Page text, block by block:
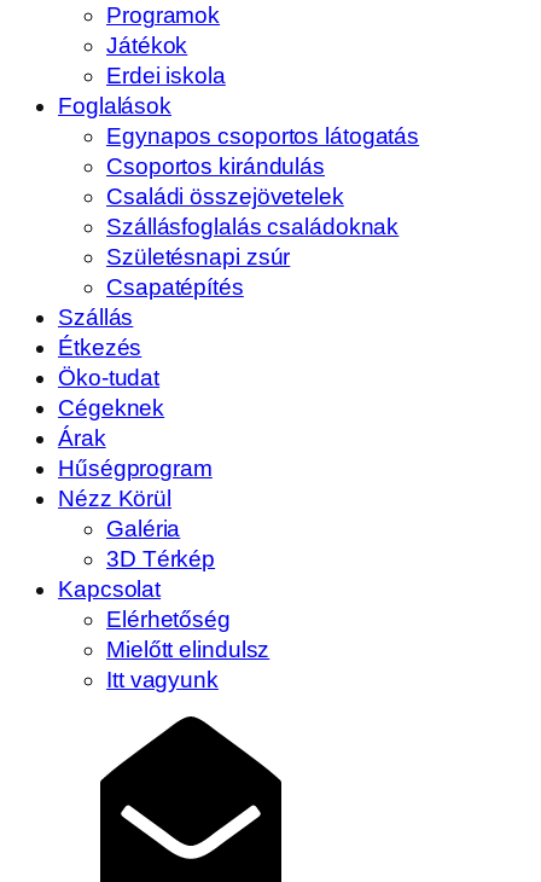
Programok
Játékok
Erdei iskola
Foglalások
Egynapos csoportos látogatás
Csoportos kirándulás
Családi összejövetelek
Szállásfoglalás családoknak
Születésnapi zsúr
Csapatépítés
Szállás
Étkezés
Öko-tudat
Cégeknek
Árak
Hűségprogram
Nézz Körül
Galéria
3D Térkép
Kapcsolat
Elérhetőség
Mielőtt elindulsz
Itt vagyunk